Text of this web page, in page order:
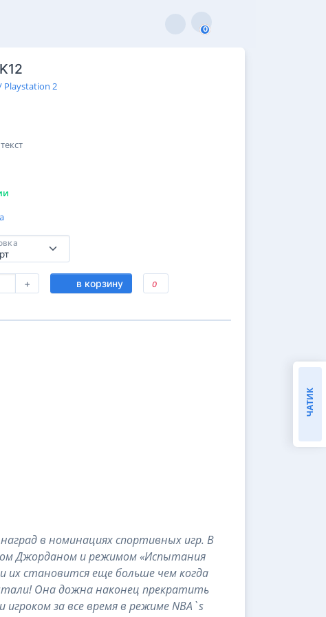
0
0
Playstation 2
+ в корзину 0
в номинациях спортивных игр. В
Джорданом и режимом «Испытания
их становится еще больше чем когда
Она дожна наконец прекратить
за все время в режиме NBA`s
ЧАТИК